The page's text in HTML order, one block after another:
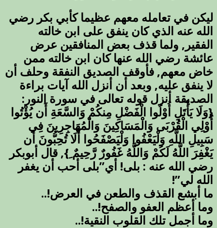
ليكن في تعامله معهم عظيما كأبي بكر رضي
الله عنه الذي كان ينفق على ابن خالته
الفقير, ولما قذف بعض المنافقين عرض
عائشة رضي الله عنها كان ابن خالته ممن
خاض معهم, فأوقف الصديق النفقة وحلف أن
لا ينفق عليه, وبعد أن أنزل الله آيات براءة
الصديقة أنزل قوله تعالى في سورة النور:
{وَلَا يَأْتَلِ أُوْلُوا الْفَضْلِ مِنكُمْ وَالسَّعَةِ أَن يُؤْتُوا
أُوْلِي الْقُرْبَى وَالْمَسَاكِينَ وَالْمُهَاجِرِينَ فِي
سَبِيلِ اللَّهِ وَلْيَعْفُوا وَلْيَصْفَحُوا أَلَا تُحِبُّونَ أَن
يَغْفِرَ اللَّهُ لَكُمْ وَاللَّهُ غَفُورٌ رَّحِيمٌ ِ}, قال أبوبكر
رضي الله عنه : بلى! أي”بلى أحب أن يغفر
الله لي”!
ما أبشع القذف والطعن في العرض!..
وما أعظم العفو والصفح!..
وما أجمل تلك القلوب النقية!..